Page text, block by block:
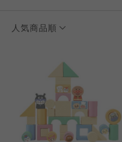
人気商品順